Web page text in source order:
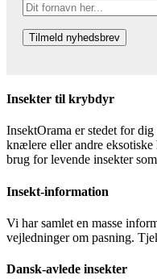
Insekter til krybdyr
InsektOrama er stedet for
knælere eller andre
brug for levende insekter
Insekt-information
Vi har samlet en masse
vejledninger om pasning.
Dansk-avlede insekter